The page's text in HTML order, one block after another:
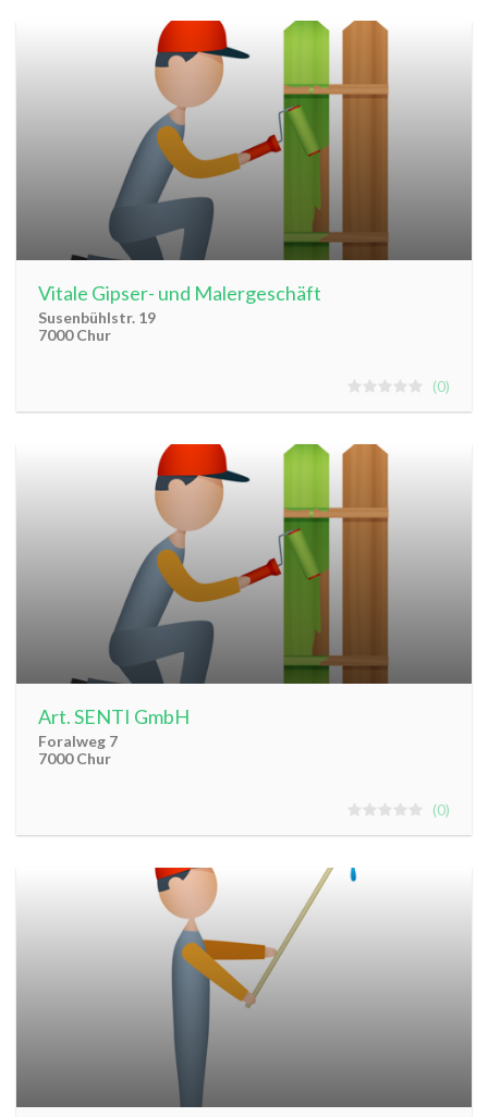
Vitale Gipser- und Malergeschäft
Susenbühlstr. 19
7000 Chur
0
Art. SENTI GmbH
Foralweg 7
7000 Chur
0